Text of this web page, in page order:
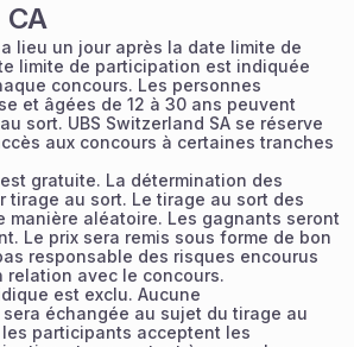
a lieu un jour après la date limite de
limite de participation est indiquée
concours. Les personnes
et âgées de 12 à 30 ans peuvent
sort. UBS Switzerland SA se réserve
aux concours à certaines tranches
gratuite. La détermination des
tirage au sort. Le tirage au sort des
manière aléatoire. Les gagnants seront
Le prix sera remis sous forme de bon
responsable des risques encourus
relation avec le concours.
est exclu. Aucune
échangée au sujet du tirage au
participants acceptent les